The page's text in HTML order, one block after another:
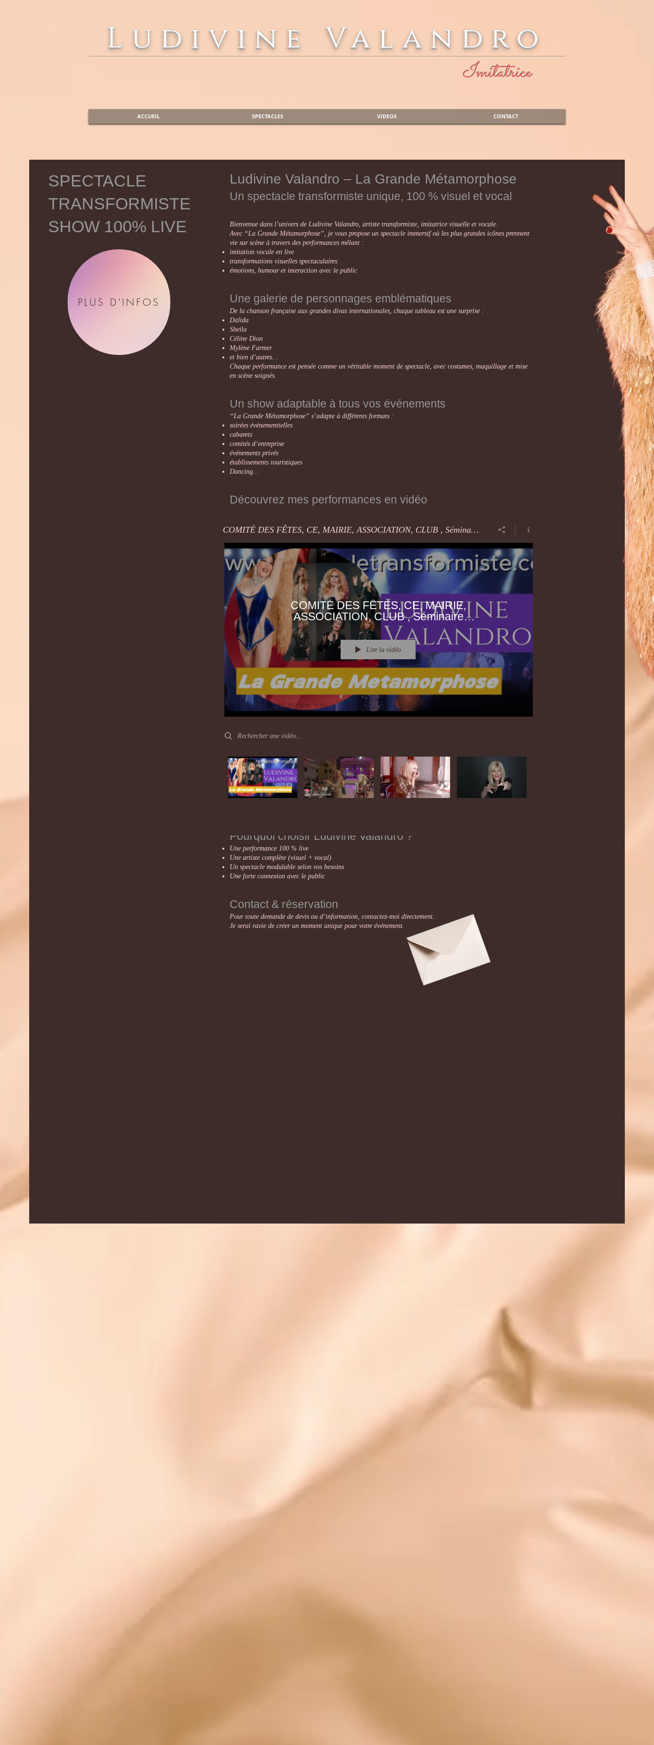
Imitatrice
Ludivine Valandro
ACCUEIL SPECTACLES VIDEOS CONTACT
SPECTACLE
TRANSFORMISTE
SHOW 100% LIVE
PLUS D'INFOS
Ludivine Valandro – La Grande Métamorphose
Un spectacle transformiste unique, 100 % visuel et vocal
Bienvenue dans l’univers de Ludivine Valandro, artiste transformiste, imitatrice visuelle et vocale.
Avec “La Grande Métamorphose”, je vous propose un spectacle immersif où les plus grandes icônes prennent
vie sur scène à travers des performances mêlant :
imitation vocale en live
transformations visuelles spectaculaires
émotions, humour et interaction avec le public
Une galerie de personnages emblématiques
De la chanson française aux grandes divas internationales, chaque tableau est une surprise :
Dalida
Sheila
Céline Dion
Mylène Farmer
et bien d’autres…
Chaque performance est pensée comme un véritable moment de spectacle, avec costumes, maquillage et mise
en scène soignés.
Un show adaptable à tous vos événements
“La Grande Métamorphose” s’adapte à différents formats :
soirées événementielles
cabarets
comités d’entreprise
événements privés
établissements touristiques
Dancing...
Découvrez mes performances en vidéo
Pourquoi choisir Ludivine Valandro ?
Une performance 100 % live
Une artiste complète (visuel + vocal)
Un spectacle modulable selon vos besoins
Une forte connexion avec le public
Contact & réservation
Pour toute demande de devis ou d’information, contactez-moi directement.
Je serai ravie de créer un moment unique pour votre événement.
COMITÉ DES FÊTES, CE, MAIRIE, ASSOCIATION, CLUB , Séminaire SPECTACLE TRANSFORMISTE
COMITÉ DES FÊTES, CE, MAIRIE,
ASSOCIATION, CLUB , Séminaire
SPECTACLE TRANSFORMISTE
Lire la vidéo
Search videos